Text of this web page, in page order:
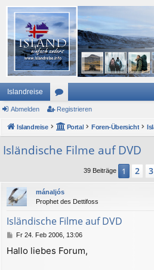
Islandreise
or
en
Abmelden Registrieren
Islandreise Portal Foren-Übersicht
Isländische Filme auf DVD
39 Beiträge 1 2 3
mánaljós
Prophet des Dettifoss
Isländische Filme auf DVD
B
i
Fr 24. Feb 2006, 13:06
Hallo liebes Forum,